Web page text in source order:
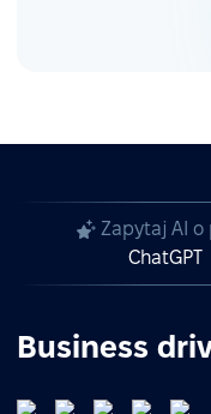
Zapytaj AI o
ChatGPT
Business